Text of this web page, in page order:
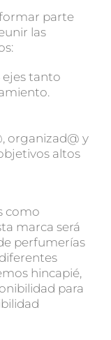
parte
las
tanto
organizad@ y
altos
como
marca será
perfumerías
hincapié,
para